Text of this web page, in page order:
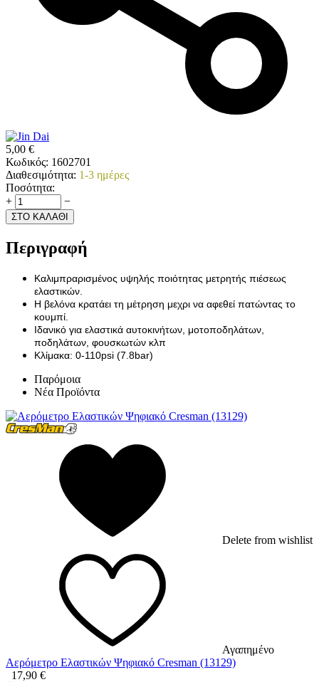
5,00 €
Κωδικός: 1602701
Διαθεσιμότητα: 1-3 ημέρες
Ποσότητα:
+
−
ΣΤΟ ΚΑΛΑΘΙ
Περιγραφή
Καλιμπραρισμένος υψηλής ποιότητας μετρητής πιέσεως
ελαστικών.
Η βελόνα κρατάει τη μέτρηση μεχρι να αφεθεί πατώντας το
κουμπί.
Ιδανικό για ελαστικά αυτοκινήτων, μοτοποδηλάτων,
ποδηλάτων, φουσκωτών κλπ
Κλίμακα: 0-110psi (7.8bar)
Παρόμοια
Νέα Προϊόντα
Delete from wishlist
Αγαπημένο
Αερόμετρο Ελαστικών Ψηφιακό Cresman (13129)
17,90 €